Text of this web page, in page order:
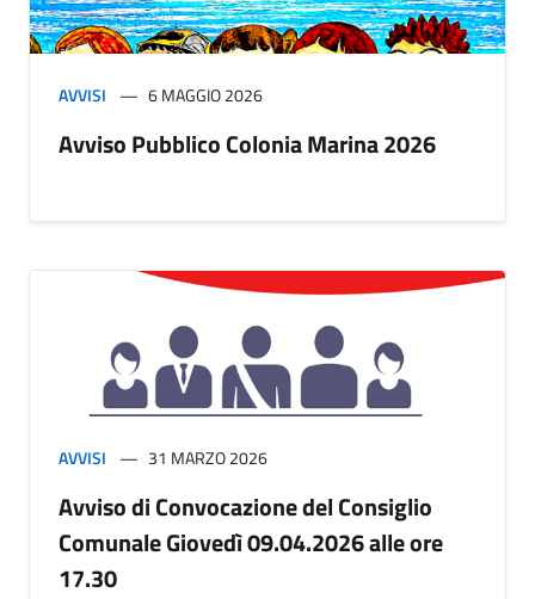
AVVISI 6 MAGGIO 2026
Avviso Pubblico Colonia Marina 2026
AVVISI 31 MARZO 2026
Avviso di Convocazione del Consiglio
Comunale Giovedì 09.04.2026 alle ore
17.30